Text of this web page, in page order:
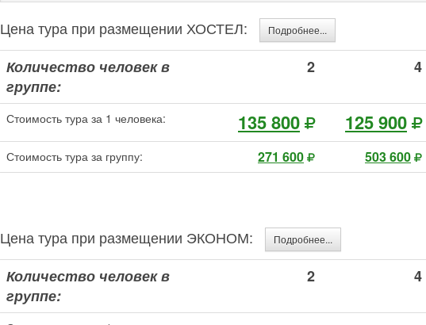
Цена тура при размещении ХОСТЕЛ: Подробнее...
Количество человек в
группе:
2 4
Стоимость тура за 1 человека: 135 800 125 900
Стоимость тура за группу: 271 600 503 600
Цена тура при размещении ЭКОНОМ: Подробнее...
Количество человек в
группе:
2 4